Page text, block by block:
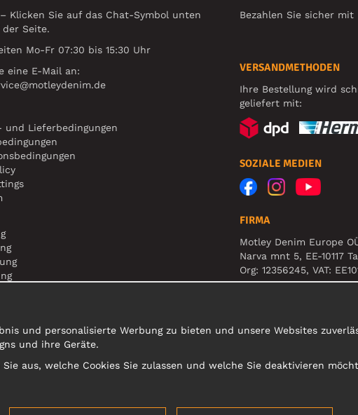
Klicken Sie auf das Chat-Symbol unten
Seite.
Mo-Fr 07:30 bis 15:30 Uhr
eine E-Mail an:
und Lieferbedingungen
Bezahlen Sie sicher mit
VERSANDMETHODEN
Ihre Bestellung wird
geliefert mit:
SOZIALE MEDIEN
FIRMA
Motley Denim Europe
Narva mnt 5, EE-10117
Org: 12356245, VAT:
und personalisierte Werbung zu bieten und unsere Websites
und ihre Geräte.
aus, welche Cookies Sie zulassen und welche Sie deaktivieren